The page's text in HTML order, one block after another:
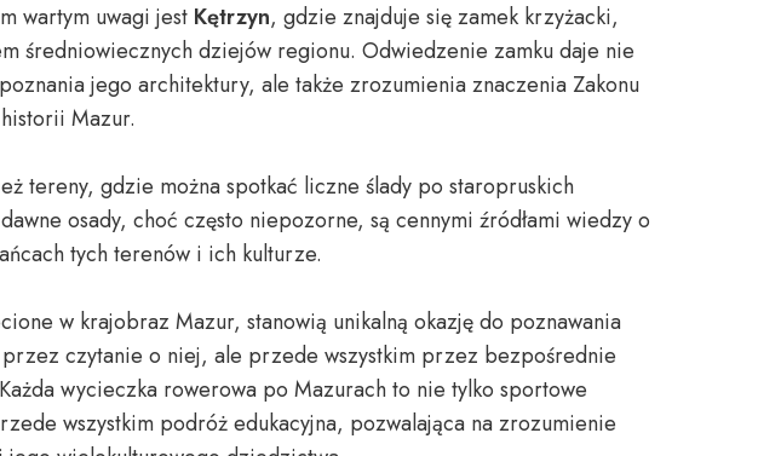
wartym uwagi jest Kętrzyn, gdzie znajduje się zamek krzyżacki,
średniowiecznych dziejów regionu. Odwiedzenie zamku daje nie
jego architektury, ale także zrozumienia znaczenia Zakonu
Mazur.
tereny, gdzie można spotkać liczne ślady po staropruskich
osady, choć często niepozorne, są cennymi źródłami wiedzy o
tych terenów i ich kulturze.
w krajobraz Mazur, stanowią unikalną okazję do poznawania
czytanie o niej, ale przede wszystkim przez bezpośrednie
wycieczka rowerowa po Mazurach to nie tylko sportowe
wszystkim podróż edukacyjna, pozwalająca na zrozumienie